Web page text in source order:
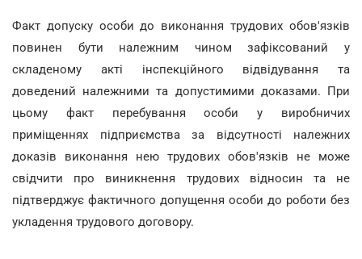
Факт допуску особи до виконання трудових обов'язків
повинен бути належним чином зафіксований у
складеному акті інспекційного відвідування та
доведений належними та допустимими доказами. При
цьому факт перебування особи у виробничих
приміщеннях підприємства за відсутності належних
доказів виконання нею трудових обов'язків не може
свідчити про виникнення трудових відносин та не
підтверджує фактичного допущення особи до роботи без
укладення трудового договору.